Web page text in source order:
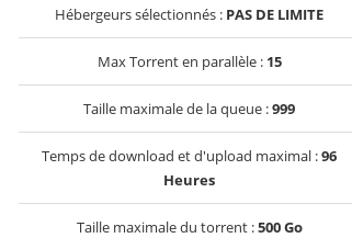
Hébergeurs sélectionnés : PAS DE LIMITE
Max Torrent en parallèle : 15
Taille maximale de la queue :999
Temps de download et d'upload maximal :96
Heures
Taille maximale du torrent :500 Go